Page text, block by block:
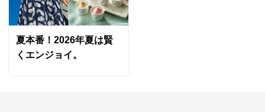
ディノスのサイズ（カーテン）
商品の特徴
洗濯機ネット
夏本番！2026年夏は賢
くエンジョイ。